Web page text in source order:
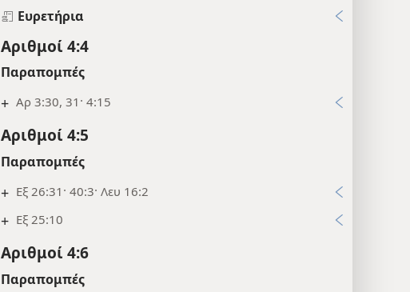
Ευρετήρια
Αριθμοί 4:4
Παραπομπές
+ Αρ 3:30, 31· 4:15
Αριθμοί 4:5
Παραπομπές
+ Εξ 26:31· 40:3· Λευ 16:2
+ Εξ 25:10
Αριθμοί 4:6
Παραπομπές